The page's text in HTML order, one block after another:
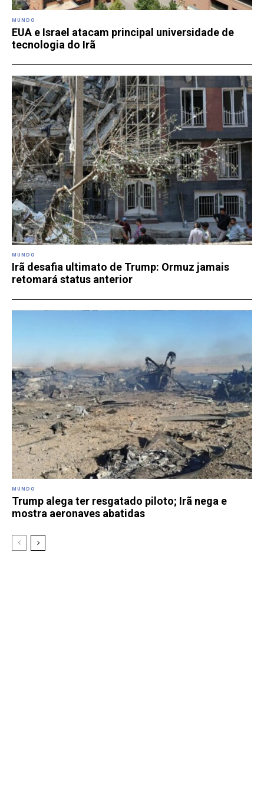
MUNDO
EUA e Israel atacam principal universidade de
tecnologia do Irã
MUNDO
Irã desafia ultimato de Trump: Ormuz jamais
retomará status anterior
MUNDO
Trump alega ter resgatado piloto; Irã nega e
mostra aeronaves abatidas